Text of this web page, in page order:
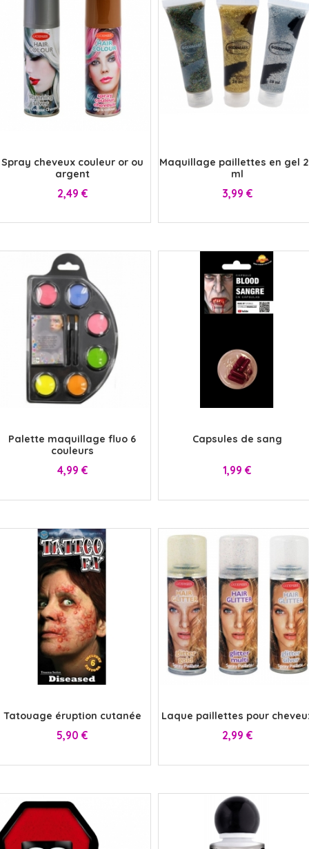
Spray cheveux couleur or ou
argent
Prix
2,49 €
Maquillage paillettes en gel
ml
Prix
3,99 €
Palette maquillage fluo 6
couleurs
Prix
4,99 €
Capsules de sang
Prix
1,99 €
Tatouage éruption cutanée
Prix
5,90 €
Laque paillettes pour
Prix
2,99 €